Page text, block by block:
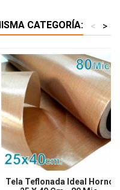
CATEGORÍA: >
<
Tela Teflonada Ideal Horno